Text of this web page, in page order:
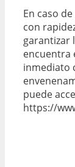
En caso
con
garantizar
encuentra
inmediato
puede
https://